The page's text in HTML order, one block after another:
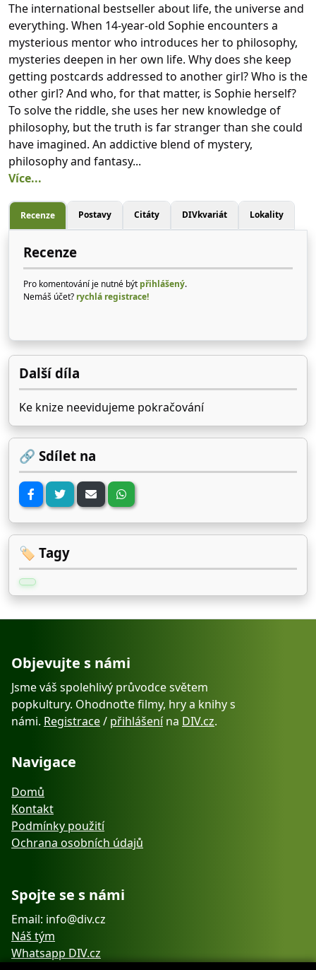
The international bestseller about life, the universe and
everything. When 14-year-old Sophie encounters a
mysterious mentor who introduces her to philosophy,
mysteries deepen in her own life. Why does she keep
getting postcards addressed to another girl? Who is the
other girl? And who, for that matter, is Sophie herself?
To solve the riddle, she uses her new knowledge of
philosophy, but the truth is far stranger than she could
have imagined. An addictive blend of mystery,
philosophy and fantasy...
Více...
Recenze Postavy Citáty DIVkvariát Lokality
Recenze
Pro komentování je nutné být přihlášený.
Nemáš účet? rychlá registrace!
Další díla
Ke knize neevidujeme pokračování
🔗 Sdílet na
🏷️ Tagy
Objevujte s námi
Jsme váš spolehlivý průvodce světem
popkultury. Ohodnoťte filmy, hry a knihy s
námi. Registrace/ přihlášenína DIV.cz.
Navigace
Domů
Kontakt
Podmínky použití
Ochrana osobních údajů
Spojte se s námi
Email: info@div.cz
Náš tým
Whatsapp DIV.cz